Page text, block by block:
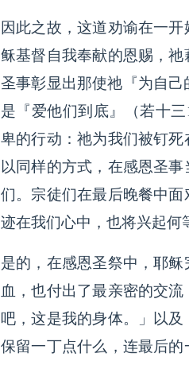
因此之故，这道劝谕在一开
稣基督自我奉献的恩赐，
圣事彰显出那使祂『为自
是『爱他们到底』（若十
卑的行动：祂为我们被钉死
以同样的方式，在感恩圣
们。宗徒们在最后晚餐中
迹在我们心中，也将兴起何
是的，在感恩圣祭中，耶
血，也付出了最亲密的交
吧，这是我的身体。」
以及
保留一丁点什么，连最后